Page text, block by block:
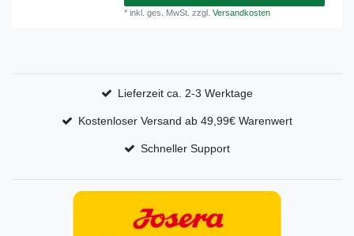
*inkl. ges. MwSt. zzgl.Versandkosten
Lieferzeit ca. 2-3 Werktage
Kostenloser Versand ab 49,99€ Warenwert
Schneller Support